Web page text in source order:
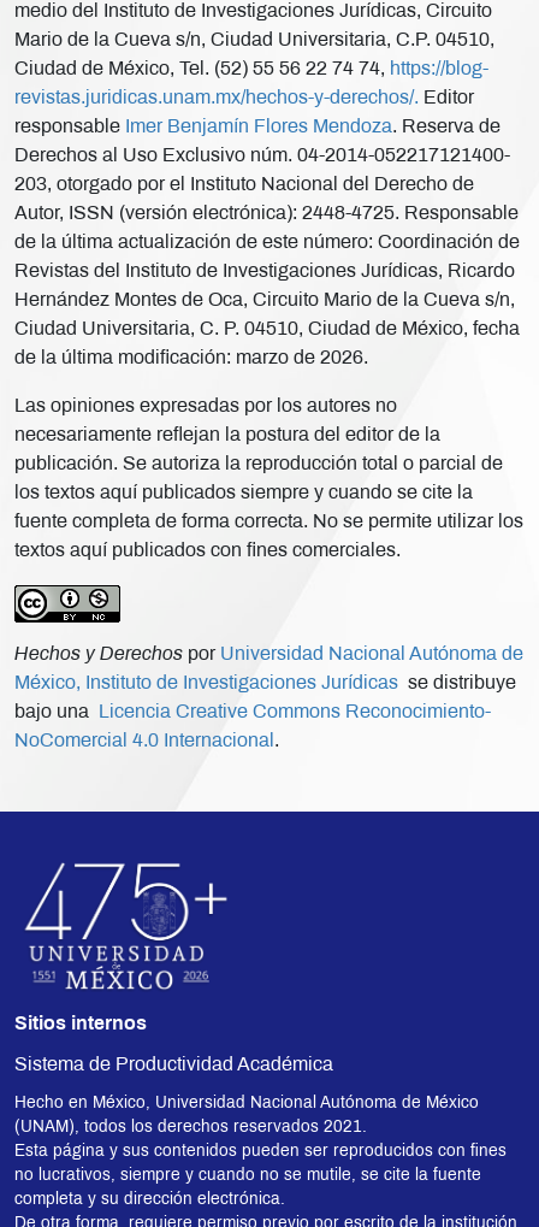
medio del Instituto de Investigaciones Jurídicas, Circuito
Mario de la Cueva s/n, Ciudad Universitaria, C.P. 04510,
Ciudad de México, Tel. (52) 55 56 22 74 74, https://blog-
revistas.juridicas.unam.mx/hechos-y-derechos/. Editor
responsable Imer Benjamín Flores Mendoza. Reserva de
Derechos al Uso Exclusivo núm. 04-2014-052217121400-
203, otorgado por el Instituto Nacional del Derecho de
Autor, ISSN (versión electrónica): 2448-4725. Responsable
de la última actualización de este número: Coordinación de
Revistas del Instituto de Investigaciones Jurídicas, Ricardo
Hernández Montes de Oca, Circuito Mario de la Cueva s/n,
Ciudad Universitaria, C. P. 04510, Ciudad de México, fecha
de la última modificación: marzo de 2026.
Las opiniones expresadas por los autores no
necesariamente reflejan la postura del editor de la
publicación. Se autoriza la reproducción total o parcial de
los textos aquí publicados siempre y cuando se cite la
fuente completa de forma correcta. No se permite utilizar los
textos aquí publicados con fines comerciales.
Hechos y Derechos por Universidad Nacional Autónoma de
México, Instituto de Investigaciones Jurídicas se distribuye
bajo una
Licencia Creative Commons Reconocimiento-
NoComercial 4.0 Internacional .
Sitios internos
Sistema de Productividad Académica
Hecho en México, Universidad Nacional Autónoma de México
(UNAM), todos los derechos reservados 2021.
Esta página y sus contenidos pueden ser reproducidos con fines
no lucrativos, siempre y cuando no se mutile, se cite la fuente
completa y su dirección electrónica.